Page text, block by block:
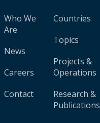
Who We
Are
News
Careers
Contact
Countries
Topics
Projects &
Operations
Research &
Publications